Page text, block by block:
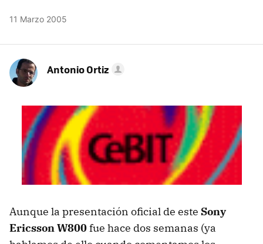
11 Marzo 2005
Antonio Ortiz
Aunque la presentación oficial de este Sony
Ericsson W800fue hace dos semanas (ya